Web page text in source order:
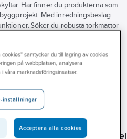
Här finner du produkterna som
Med inredningsbeslag
Söker du robusta torkmattor
handtag, beslag och galler här i
Ahlsellbutik.
samtycker du till lagring av cookies
på webbplatsen, analysera
våra marknadsföringsinsatser.
inställningar
Acceptera alla cookies